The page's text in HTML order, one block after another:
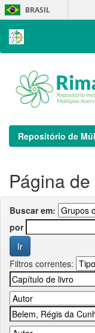
Skip
navigation
BRASIL
Repositório de
Página
Buscar em:
por
Filtros correntes: